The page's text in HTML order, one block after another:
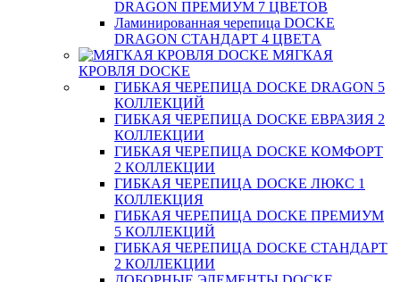
DRAGON ПРЕМИУМ 7 ЦВЕТОВ
Ламинированная черепица DOCKE
DRAGON СТАНДАРТ 4 ЦВЕТA
МЯГКАЯ
КРОВЛЯ DOCKE
ГИБКАЯ ЧЕРЕПИЦА DOCKE DRAGON 5
КОЛЛЕКЦИЙ
ГИБКАЯ ЧЕРЕПИЦА DOCKE ЕВРАЗИЯ 2
КОЛЛЕКЦИИ
ГИБКАЯ ЧЕРЕПИЦА DOCKE КОМФОРТ
2 КОЛЛЕКЦИИ
ГИБКАЯ ЧЕРЕПИЦА DOCKE ЛЮКС 1
КОЛЛЕКЦИЯ
ГИБКАЯ ЧЕРЕПИЦА DOCKE ПРЕМИУМ
5 КОЛЛЕКЦИЙ
ГИБКАЯ ЧЕРЕПИЦА DOCKE СТАНДАРТ
2 КОЛЛЕКЦИИ